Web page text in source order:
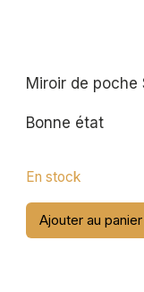
Miroir de poche
Bonne état
En stock
quantité
de
Ajouter au panier